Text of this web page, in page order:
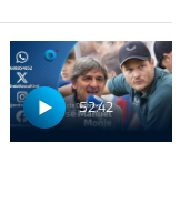
52:42